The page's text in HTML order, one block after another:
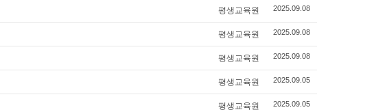
평생교육원 2025.09.08
평생교육원 2025.09.08
평생교육원 2025.09.08
평생교육원 2025.09.05
평생교육원 2025.09.05